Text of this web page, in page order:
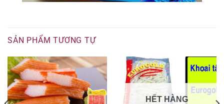
SẢN PHẨM TƯƠNG TỰ
HẾT HÀNG